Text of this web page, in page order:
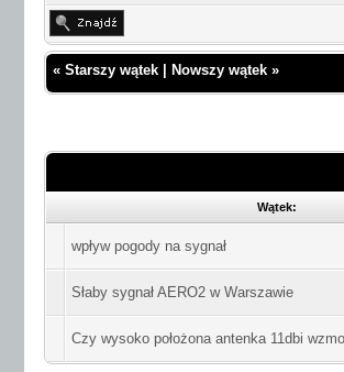
« Starszy wątek Nowszy wątek »
Wątek:
wpływ pogody na sygnał
Słaby sygnał AERO2 w Warszawie
Czy wysoko położona antenka 11dbi